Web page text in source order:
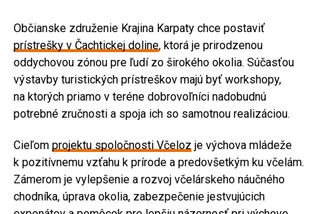
Občianske združenie Krajina Karpaty chce postaviť
prístrešky v Čachtickej doline, ktorá je prirodzenou
oddychovou zónou pre ľudí zo širokého okolia. Súčasťou
výstavby turistických prístreškov majú byť workshopy,
na ktorých priamo v teréne dobrovoľníci nadobudnú
potrebné zručnosti a spoja ich so samotnou realizáciou.
Cieľom projektu spoločnosti Včeloz je výchova mládeže
k pozitívnemu vzťahu k prírode a predovšetkým ku včelám.
Zámerom je vylepšenie a rozvoj včelárskeho náučného
chodníka, úprava okolia, zabezpečenie jestvujúcich